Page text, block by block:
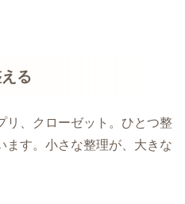
る
リ、クローゼット。ひとつ整
ます。小さな整理が、大きな